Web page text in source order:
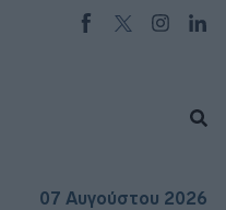
07 Αυγούστου 2026